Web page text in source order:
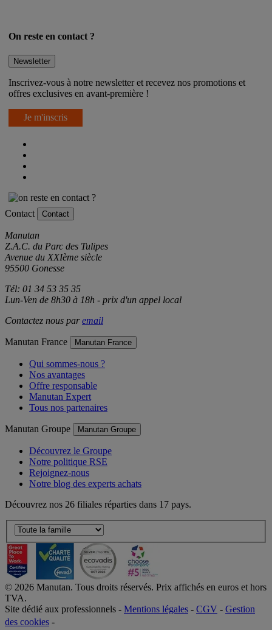
On reste en contact ?
Newsletter
Inscrivez-vous à notre newsletter et recevez nos promotions et
offres exclusives en avant-première !
Je m'inscris
Contact Contact
Manutan
Z.A.C. du Parc des Tulipes
Avenue du XXIème siècle
95500 Gonesse
Tél: 01 34 53 35 35
Lun-Ven de 8h30 à 18h - prix d'un appel local
Contactez nous paremail
Manutan France Manutan France
Qui sommes-nous ?
Nos avantages
Offre responsable
Manutan Expert
Tous nos partenaires
Manutan Groupe Manutan Groupe
Découvrez le Groupe
Notre politique RSE
Rejoignez-nous
Notre blog des experts achats
Découvrez nos 26 filiales réparties dans 17 pays.
© 2026 Manutan. Tous droits réservés. Prix affichés en euros et hors
TVA.
Site dédié aux professionnels - Mentions légales - CGV - Gestion
des cookies -